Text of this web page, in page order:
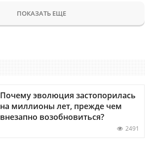
ПОКАЗАТЬ ЕЩЕ
Почему эволюция застопорилась
на миллионы лет, прежде чем
внезапно возобновиться?
2491